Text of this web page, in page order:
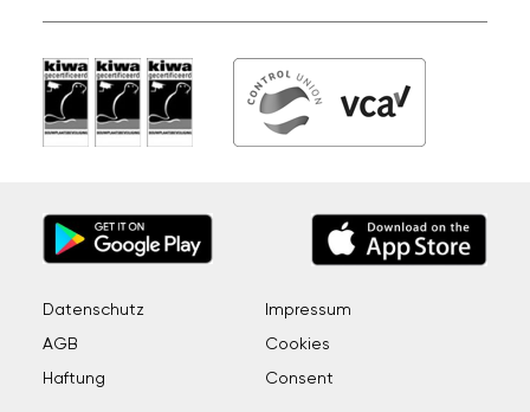
Datenschutz Impressum
AGB Cookies
Haftung Consent